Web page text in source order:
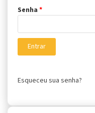
Senha *
Esqueceu sua senha?